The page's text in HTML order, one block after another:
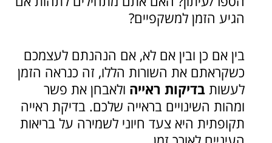
הגיע הזמן למשקפיים?
בין אם כן ובין אם לא, אם הנהנתם לעצמכם
כשקראתם את השורות הללו, זה כנראה הזמן
לעשות בדיקות ראייהולאבחן את פשר
ומהות השינויים בראייה שלכם. בדיקת ראייה
תקופתית היא צעד חיוני לשמירה על בריאות